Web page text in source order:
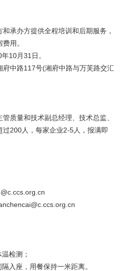
承办方提供全程培训和后期服务，
用。
10月31日。
中路117号(湘府中路与万芙路交汇
质量和技术副总经理、技术总监、
过200人，每家企业2-5人，报满即
检测；
入座，用餐保持一米距离。